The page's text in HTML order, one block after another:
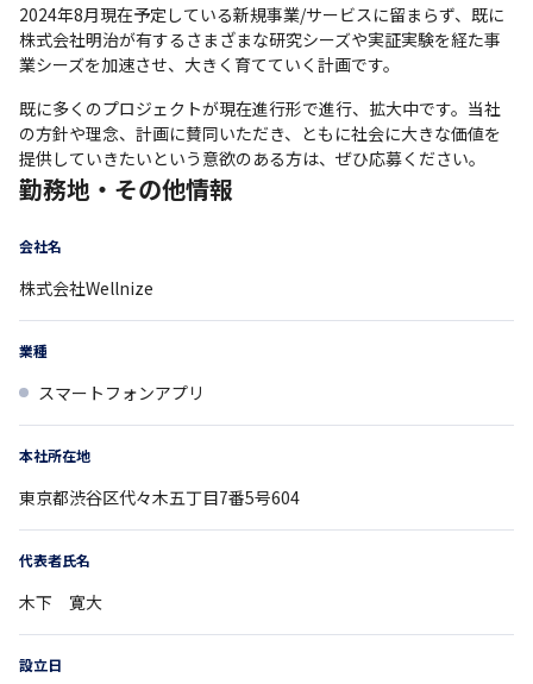
2024年8月現在予定している新規事業/サービスに留まらず、既に
株式会社明治が有するさまざまな研究シーズや実証実験を経た事
業シーズを加速させ、大きく育てていく計画です。
既に多くのプロジェクトが現在進行形で進行、拡大中です。当社
の方針や理念、計画に賛同いただき、ともに社会に大きな価値を
提供していきたいという意欲のある方は、ぜひ応募ください。
勤務地・その他情報
会社名
株式会社Wellnize
業種
スマートフォンアプリ
本社所在地
東京都渋谷区代々木五丁目7番5号604
代表者氏名
木下 寛大
設立日